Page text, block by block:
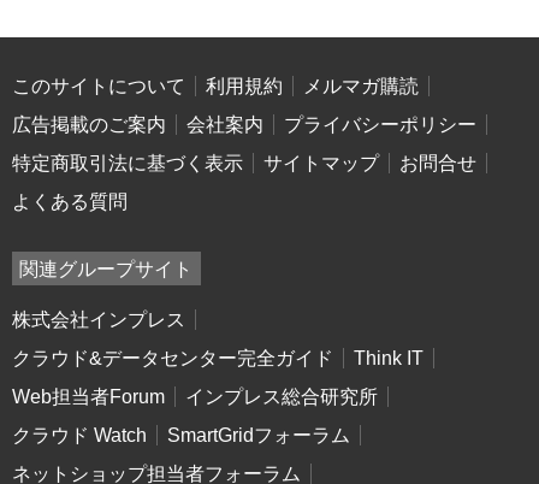
このサイトについて 利用規約
メルマガ購読
広告掲載のご案内
会社案内
プライバシーポリシー
特定商取引法に基づく表示
サイトマップ
お問合せ
よくある質問
関連グループサイト
株式会社インプレス
クラウド&データセンター完全ガイド
Think IT
Web担当者Forum
インプレス総合研究所
クラウド Watch
SmartGridフォーラム
ネットショップ担当者フォーラム